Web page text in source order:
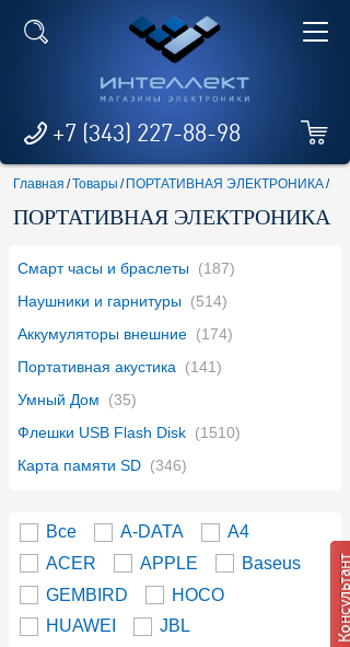
+7 (343) 227-88-98
Главная /Товары / ПОРТАТИВНАЯ ЭЛЕКТРОНИКА/
ПОРТАТИВНАЯ ЭЛЕКТРОНИКА
Смарт часы и браслеты (187)
Наушники и гарнитуры (514)
Аккумуляторы внешние (174)
Портативная акустика (141)
Умный Дом
(35)
Флешки USB Flash Disk (1510)
Карта памяти SD (346)
Все A-DATA
A4
ACER
APPLE
Baseus
GEMBIRD
HOCO
HUAWEI
JBL